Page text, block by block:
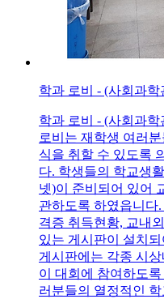
학과 로비 - (사회과학
학과 로비 - (사회과
로비는 재학생 여러
식을 취할 수 있도록
다. 학생들의 학교생
넷)이 준비되어 있어
관하도록 하였읍니다
격증 취득현황, 교내
있는 게시판이 설치
게시판에는 각종 시
이 대회에 참여하도
러분들의 열정적인